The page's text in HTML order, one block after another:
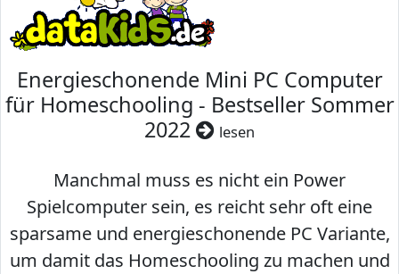
Energieschonende Mini PC Computer
für Homeschooling - Bestseller Sommer
2022
lesen
Manchmal muss es nicht ein Power
Spielcomputer sein, es reicht sehr oft eine
sparsame und energieschonende PC Variante,
um damit das Homeschooling zu machen und